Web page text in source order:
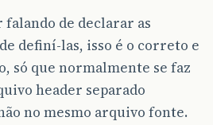
falando de declarar as
definí-las, isso é o correto e
só que normalmente se faz
header separado
no mesmo arquivo fonte.